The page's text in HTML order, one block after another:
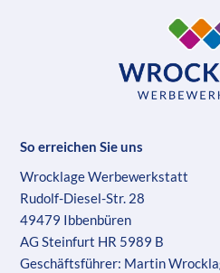
So erreichen Sie uns
Wrocklage Werbewerkstatt
Rudolf-Diesel-Str. 28
49479 Ibbenbüren
AG Steinfurt HR 5989 B
Geschäftsführer: Martin